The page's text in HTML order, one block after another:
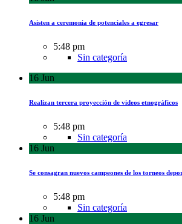
Asisten a ceremonia de potenciales a egresar
5:48 pm
Sin categoría
16 Jun
Realizan tercera proyección de videos etnográficos
5:48 pm
Sin categoría
16 Jun
Se consagran nuevos campeones de los torneos
5:48 pm
Sin categoría
16 Jun